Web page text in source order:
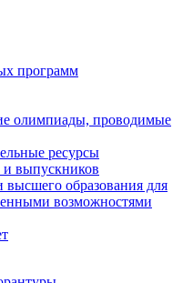
программ
олимпиады, проводимые
ресурсы
и выпускников
образования для
возможностями